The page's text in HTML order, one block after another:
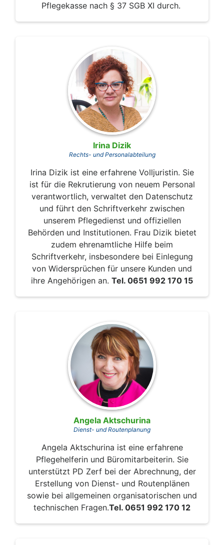
Pflegekasse nach § 37 SGB XI durch.
Irina Dizik
Rechts- und Personalabteilung
Irina Dizik ist eine erfahrene Volljuristin. Sie
ist für die Rekrutierung von neuem Personal
verantwortlich, verwaltet den Datenschutz
und führt den Schriftverkehr zwischen
unserem Pflegedienst und offiziellen
Behörden und Institutionen. Frau Dizik bietet
zudem ehrenamtliche Hilfe beim
Schriftverkehr, insbesondere bei Einlegung
von Widersprüchen für unsere Kunden und
ihre Angehörigen an. Tel. 0651 992 170 15
Angela Aktschurina
Dienst- und Routenplanung
Angela Aktschurina ist eine erfahrene
Pflegehelferin und Büromitarbeiterin. Sie
unterstützt PD Zerf bei der Abrechnung, der
Erstellung von Dienst- und Routenplänen
sowie bei allgemeinen organisatorischen und
technischen Fragen.Tel. 0651 992 170 12